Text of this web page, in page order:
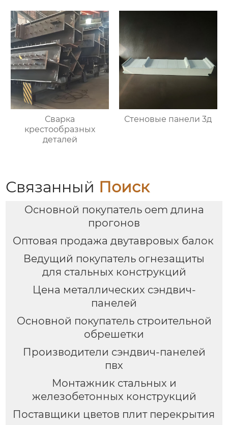
Сварка
крестообразных
деталей
Стеновые панели 3д
Связанный Поиск
Основной покупатель oem длина
прогонов
Оптовая продажа двутавровых балок
Ведущий покупатель огнезащиты
для стальных конструкций
Цена металлических сэндвич-
панелей
Основной покупатель строительной
обрешетки
Производители сэндвич-панелей
пвх
Монтажник стальных и
железобетонных конструкций
Поставщики цветов плит перекрытия